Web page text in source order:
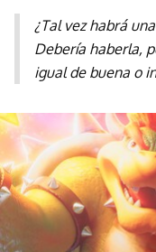
¿Tal vez habrá
Debería haberla,
igual de buena o